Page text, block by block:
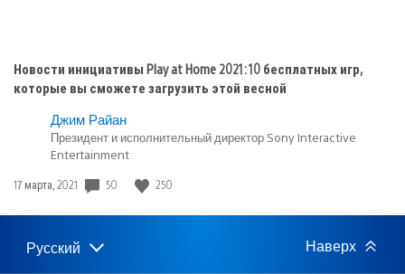
Новости инициативы Play at Home 2021: 10 бесплатных игр,
которые вы сможете загрузить этой весной
Джим Райан
Президент и исполнительный директор Sony Interactive
Entertainment
Дата
17 марта, 2021 50 250
Выбор
Выбранный
Русский Наверх